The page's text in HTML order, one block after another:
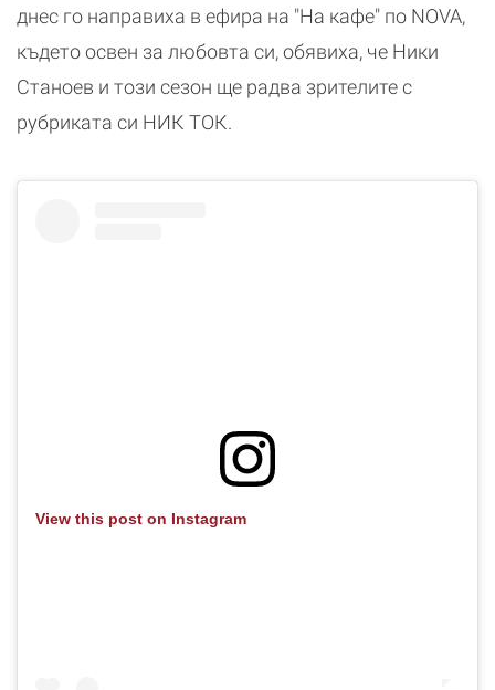
днес го направиха в ефира на "На кафе" по NOVA,
където освен за любовта си, обявиха, че Ники
Станоев и този сезон ще радва зрителите с
рубриката си НИК ТОК.
View this post on Instagram